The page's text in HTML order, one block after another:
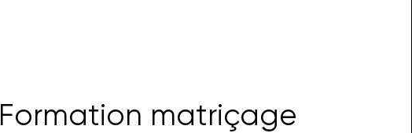
Formation matriçage